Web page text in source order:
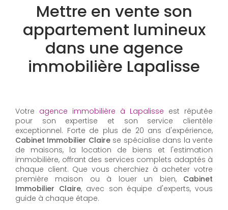
Mettre en vente son
appartement lumineux
dans une agence
immobilière Lapalisse
Votre agence immobilière à Lapalisse est réputée
pour son expertise et son service clientèle
exceptionnel. Forte de plus de 20 ans d'expérience,
Cabinet Immobilier Clairese spécialise dans la vente
de maisons, la location de biens et l'estimation
immobilière, offrant des services complets adaptés à
chaque client. Que vous cherchiez à acheter votre
première maison ou à louer un bien, Cabinet
Immobilier Claire, avec son équipe d'experts, vous
guide à chaque étape.